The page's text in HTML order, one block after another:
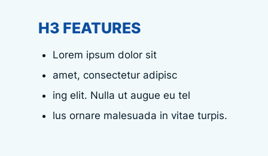
H3 FEATURES
Lorem ipsum dolor sit
amet, consectetur adipisc
ing elit. Nulla ut augue eu tel
lus ornare malesuada in vitae turpis.